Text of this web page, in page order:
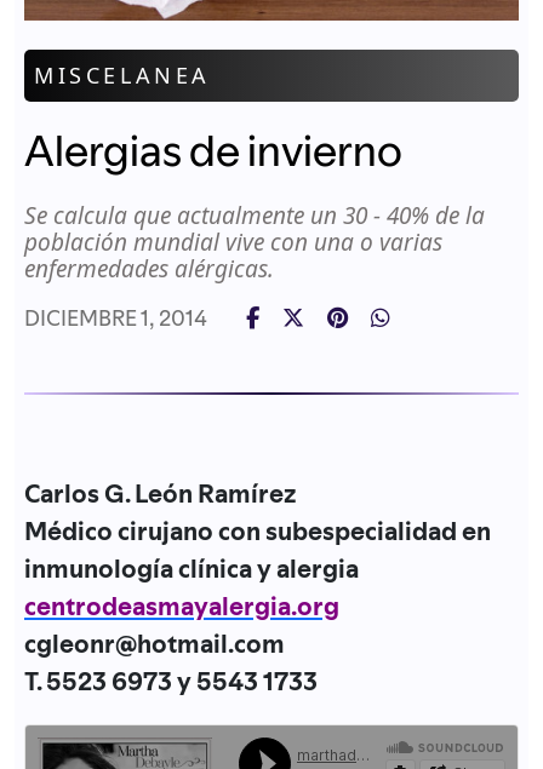
MISCELANEA
Alergias de invierno
Se calcula que actualmente un 30 - 40% de la
población mundial vive con una o varias
enfermedades alérgicas.
DICIEMBRE 1, 2014
Carlos G. León Ramírez
Médico cirujano con subespecialidad en
inmunología clínica y alergia
centrodeasmayalergia.org
cgleonr@hotmail.com
T. 5523 6973 y 5543 1733